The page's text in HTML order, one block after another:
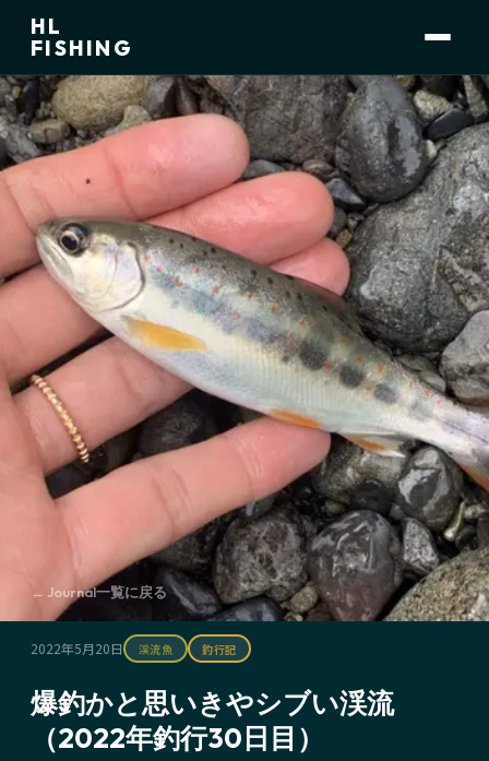
HL
FISHING
← Journal一覧に戻る
2022年5月20日 渓流魚 釣行記
爆釣かと思いきやシブい渓流
（2022年釣行30日目）